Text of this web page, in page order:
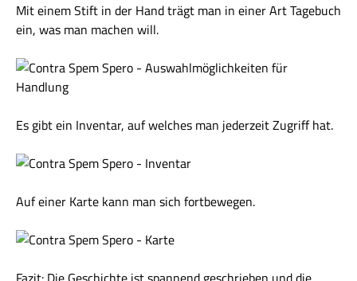
Mit einem Stift in der Hand trägt man in einer Art Tagebuch
ein, was man machen will.
Es gibt ein Inventar, auf welches man jederzeit Zugriff hat.
Auf einer Karte kann man sich fortbewegen.